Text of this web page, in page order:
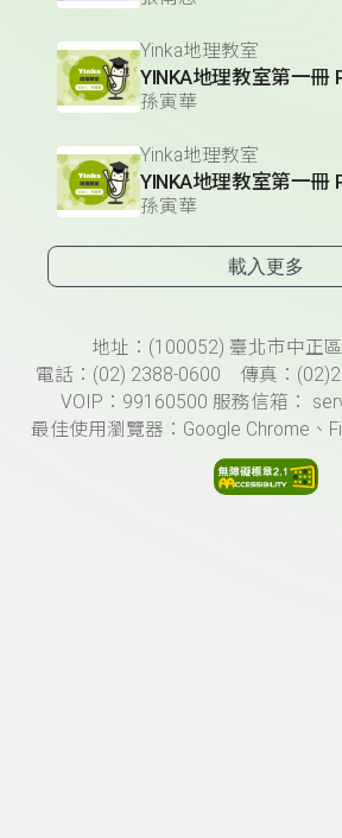
Yinka地理教室
YINKA地理教室第一冊
孫寅華
Yinka地理教室
YINKA地理教室第一冊
孫寅華
載入更多
頁尾資訊地址：(100052) 臺北市中正
電話：(02) 2388-0600 傳真：
VOIP：99160500 服務信箱：
最佳使用瀏覽器：Google Chrome、